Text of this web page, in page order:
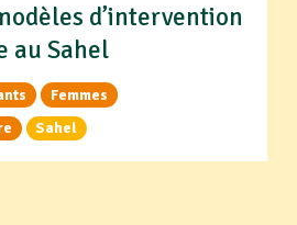
d’intervention
au Sahel
Femmes
Sahel